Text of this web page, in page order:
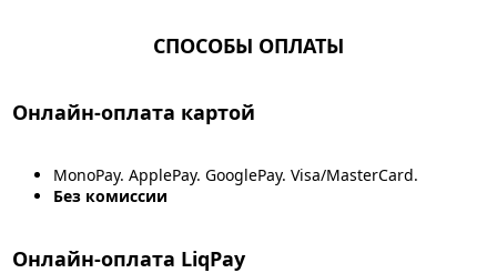
СПОСОБЫ ОПЛАТЫ
Онлайн-оплата картой
MonoPay. ApplePay. GooglePay. Visa/MasterCard.
Без комиссии
Онлайн-оплата LiqPay